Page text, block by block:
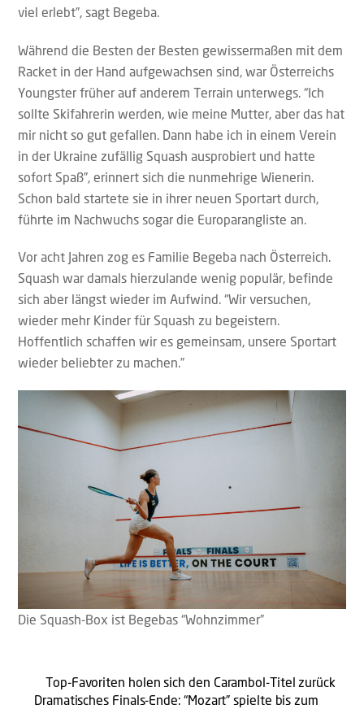
viel erlebt”, sagt Begeba.
Während die Besten der Besten gewissermaßen mit dem
Racket in der Hand aufgewachsen sind, war Österreichs
Youngster früher auf anderem Terrain unterwegs. “Ich
sollte Skifahrerin werden, wie meine Mutter, aber das hat
mir nicht so gut gefallen. Dann habe ich in einem Verein
in der Ukraine zufällig Squash ausprobiert und hatte
sofort Spaß”, erinnert sich die nunmehrige Wienerin.
Schon bald startete sie in ihrer neuen Sportart durch,
führte im Nachwuchs sogar die Europarangliste an.
Vor acht Jahren zog es Familie Begeba nach Österreich.
Squash war damals hierzulande wenig populär, befinde
sich aber längst wieder im Aufwind. “Wir versuchen,
wieder mehr Kinder für Squash zu begeistern.
Hoffentlich schaffen wir es gemeinsam, unsere Sportart
wieder beliebter zu machen.”
Die Squash-Box ist Begebas “Wohnzimmer”
Top-Favoriten holen sich den Carambol-Titel zurück
Dramatisches Finals-Ende: “Mozart” spielte bis zum